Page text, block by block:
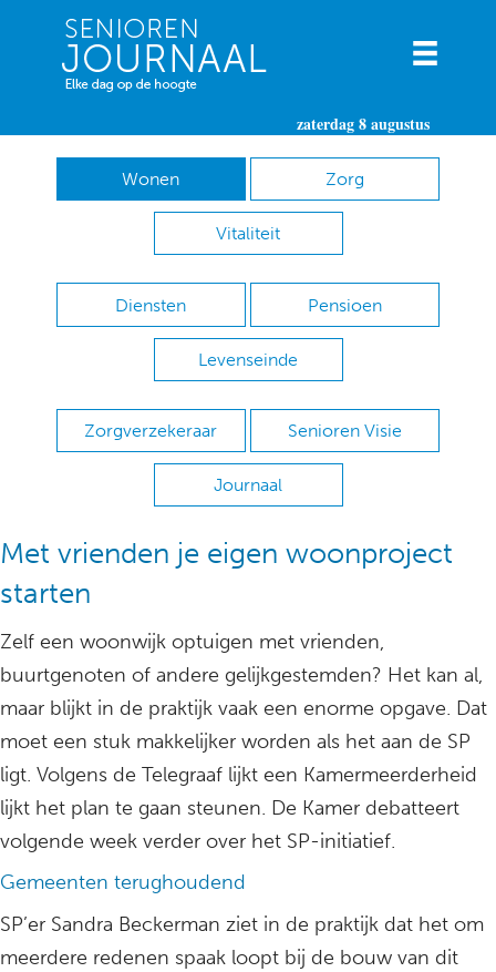
zaterdag 8 augustus
Wonen Zorg
Vitaliteit
Diensten Pensioen
Levenseinde
Zorgverzekeraar Senioren Visie
Journaal
Met vrienden je eigen woonproject
starten
Zelf een woonwijk optuigen met vrienden,
buurtgenoten of andere gelijkgestemden? Het kan al,
maar blijkt in de praktijk vaak een enorme opgave. Dat
moet een stuk makkelijker worden als het aan de SP
ligt. Volgens de Telegraaf lijkt een Kamermeerderheid
lijkt het plan te gaan steunen. De Kamer debatteert
volgende week verder over het SP-initiatief.
Gemeenten terughoudend
SP’er Sandra Beckerman ziet in de praktijk dat het om
meerdere redenen spaak loopt bij de bouw van dit